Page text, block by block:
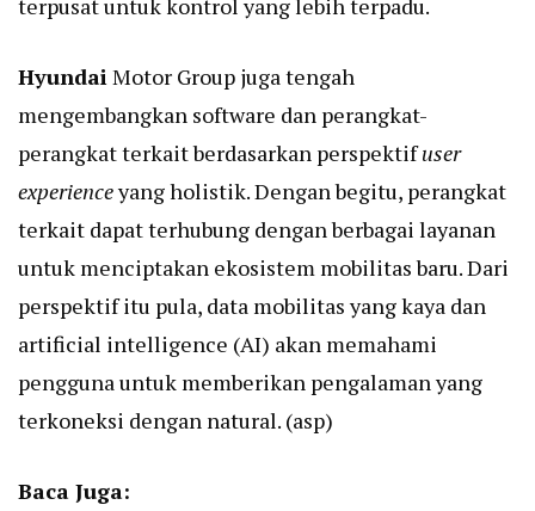
terpusat untuk kontrol yang lebih terpadu.
HyundaiMotor Group juga tengah
mengembangkan software dan perangkat-
perangkat terkait berdasarkan perspektifuser
experienceyang holistik. Dengan begitu, perangkat
terkait dapat terhubung dengan berbagai layanan
untuk menciptakan ekosistem mobilitas baru. Dari
perspektif itu pula, data mobilitas yang kaya dan
artificial intelligence (AI) akan memahami
pengguna untuk memberikan pengalaman yang
terkoneksi dengan natural. (asp)
Baca Juga: